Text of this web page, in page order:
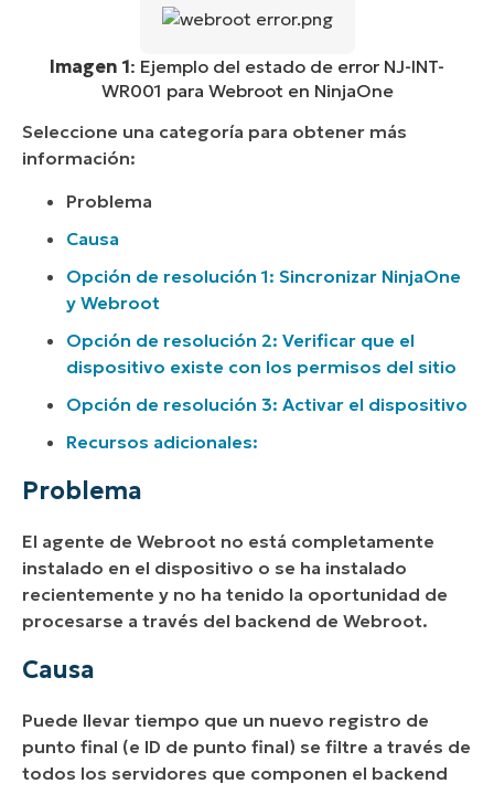
Imagen 1: Ejemplo del estado de error NJ-INT-
WR001 para Webroot en NinjaOne
Seleccione una categoría para obtener más
información:
Problema
Causa
Opción de resolución 1: Sincronizar NinjaOne
y Webroot
Opción de resolución 2: Verificar que el
dispositivo existe con los permisos del sitio
Opción de resolución 3: Activar el dispositivo
Recursos adicionales:
Problema
El agente de Webroot no está completamente
instalado en el dispositivo o se ha instalado
recientemente y no ha tenido la oportunidad de
procesarse a través del backend de Webroot.
Causa
Puede llevar tiempo que un nuevo registro de
punto final (e ID de punto final) se filtre a través de
todos los servidores que componen el backend